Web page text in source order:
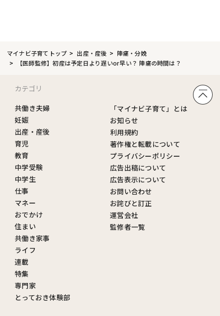
マイナビ子育てトップ 出産・産後
陣痛・分娩
【医師監修】初産は予定日より遅いor早い？ 陣痛の時間は？
カテゴリ
共働き夫婦
妊娠
出産・産後
育児
教育
中学受験
中学生
仕事
マネー
おでかけ
住まい
共働き家事
ライフ
連載
特集
専門家
とっておき体験部
「マイナビ子育て」とは
お知らせ
利用規約
著作権と転載について
プライバシーポリシー
広告出稿について
広告表示について
お問い合わせ
お詫びと訂正
運営会社
監修者一覧